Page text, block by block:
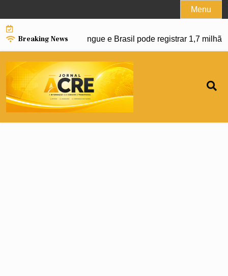
to
content
Menu
Breaking News
avanço da dengue e Brasil pode registrar 1,7